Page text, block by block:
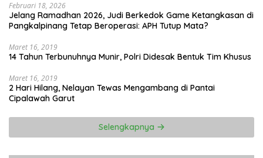
Februari 18, 2026
Jelang Ramadhan 2026, Judi Berkedok Game Ketangkasan di
Pangkalpinang Tetap Beroperasi: APH Tutup Mata?
Maret 16, 2019
14 Tahun Terbunuhnya Munir, Polri Didesak Bentuk Tim Khusus
Maret 16, 2019
2 Hari Hilang, Nelayan Tewas Mengambang di Pantai
Cipalawah Garut
Selengkapnya